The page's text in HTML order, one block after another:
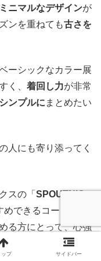
ミニマルなデザインが
ンを重ねても古さを
ーシックなカラー展
く、 着回し力が非常
シンプルに まとめたい
人にも寄り添ってく
スの「 SPOUTNIC
できるコートで
る方にとって、心強
ップ サイドバー